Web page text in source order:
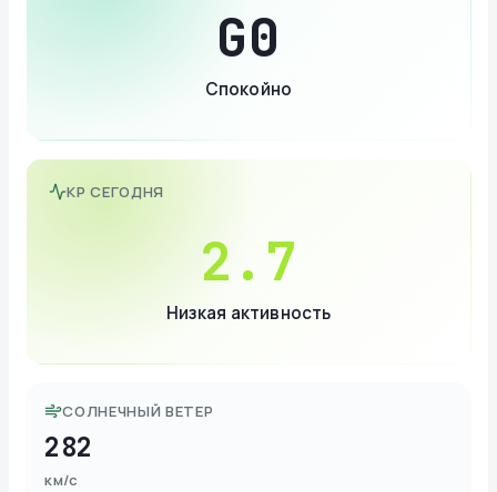
G0
Спокойно
KP СЕГОДНЯ
2.7
Низкая активность
СОЛНЕЧНЫЙ ВЕТЕР
282
км/с